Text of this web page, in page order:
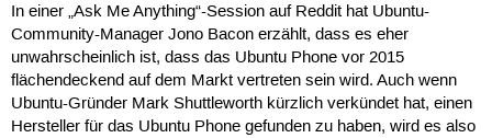
In einer „Ask Me Anything“-Session auf Reddit hat Ubuntu-
Community-Manager Jono Bacon erzählt, dass es eher
unwahrscheinlich ist, dass das Ubuntu Phone vor 2015
flächendeckend auf dem Markt vertreten sein wird. Auch wenn
Ubuntu-Gründer Mark Shuttleworth kürzlich verkündet hat, einen
Hersteller für das Ubuntu Phone gefunden zu haben, wird es also